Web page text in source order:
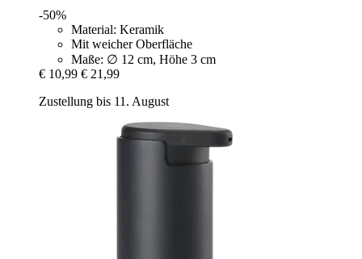
-50%
Material: Keramik
Mit weicher Oberfläche
Maße: ∅ 12 cm, Höhe 3 cm
€ 10,99 € 21,99
Zustellung bis 11. August